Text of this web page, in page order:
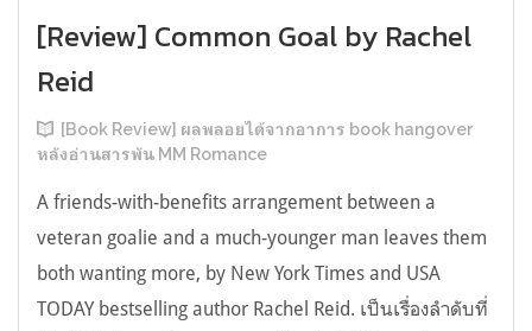
[Review] Common Goal by Rachel
Reid
[Book Review] ผลพลอยได้จากอาการ book hangover
หลังอ่านสารพัน MM Romance
A friends-with-benefits arrangement between a
veteran goalie and a much-younger man leaves them
both wanting more, by New York Times and USA
TODAY bestselling author Rachel Reid. เป็นเรื่องลำดับที่